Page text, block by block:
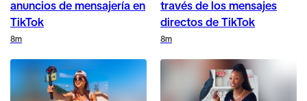
anuncios de mensajería en
TikTok
Duration
8m
través de los mensajes
directos de TikTok
Duration 8m